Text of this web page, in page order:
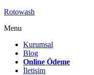
Rotowash
Menu
Kurumsal
Blog
Online Ödeme
İletişim